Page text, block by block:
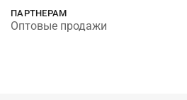
ПАРТНЕРАМ
Оптовые продажи